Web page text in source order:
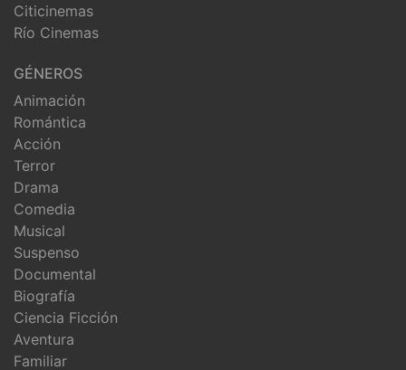
Citicinemas
Río Cinemas
GÉNEROS
Animación
Romántica
Acción
Terror
Drama
Comedia
Musical
Suspenso
Documental
Biografía
Ciencia Ficción
Aventura
Familiar